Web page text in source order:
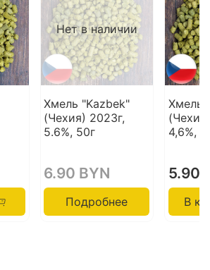
Нет в наличии
Хмель "Kazbek"
(Чехия) 2023г,
5.6%, 50г
6.90 BYN
Подробнее
Хмель
4,6%,
5.90
В